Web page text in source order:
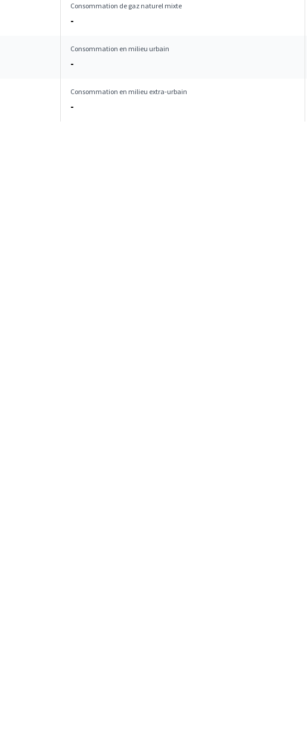
Consommation de gaz naturel mixte
-
Consommation en milieu urbain
-
Consommation en milieu extra-urbain
-